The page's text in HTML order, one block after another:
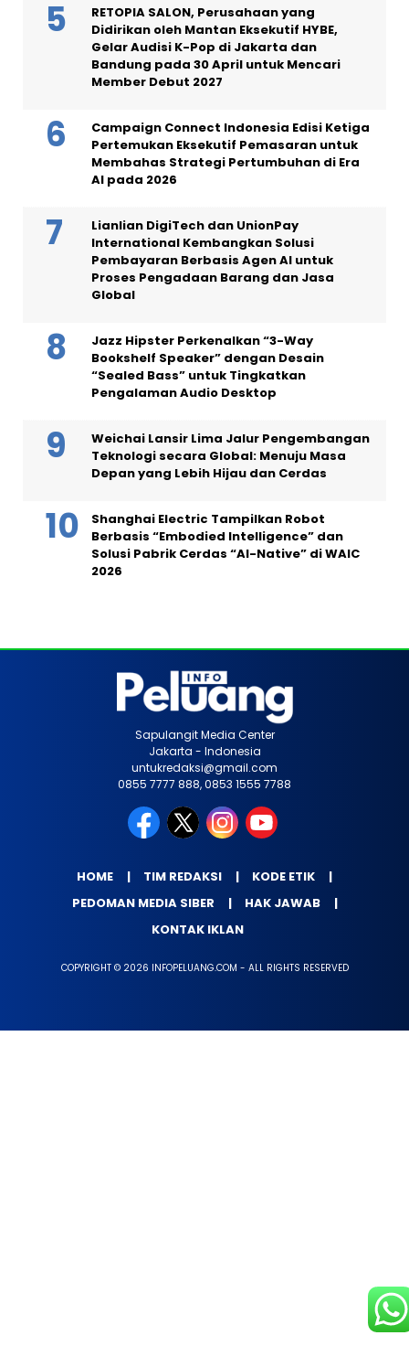
RETOPIA SALON, Perusahaan yang
Didirikan oleh Mantan Eksekutif HYBE,
Gelar Audisi K-Pop di Jakarta dan
Bandung pada 30 April untuk Mencari
Member Debut 2027
Campaign Connect Indonesia Edisi Ketiga
Pertemukan Eksekutif Pemasaran untuk
Membahas Strategi Pertumbuhan di Era
AI pada 2026
Lianlian DigiTech dan UnionPay
International Kembangkan Solusi
Pembayaran Berbasis Agen AI untuk
Proses Pengadaan Barang dan Jasa
Global
Jazz Hipster Perkenalkan “3-Way
Bookshelf Speaker” dengan Desain
“Sealed Bass” untuk Tingkatkan
Pengalaman Audio Desktop
Weichai Lansir Lima Jalur Pengembangan
Teknologi secara Global: Menuju Masa
Depan yang Lebih Hijau dan Cerdas
Shanghai Electric Tampilkan Robot
Berbasis “Embodied Intelligence” dan
Solusi Pabrik Cerdas “AI-Native” di WAIC
2026
Sapulangit Media Center
Jakarta - Indonesia
untukredaksi@gmail.com
0855 7777 888, 0853 1555 7788
HOME TIM REDAKSI
KODE ETIK
PEDOMAN MEDIA SIBER
HAK JAWAB
KONTAK IKLAN
COPYRIGHT © 2026 INFOPELUANG.COM - ALL RIGHTS RESERVED